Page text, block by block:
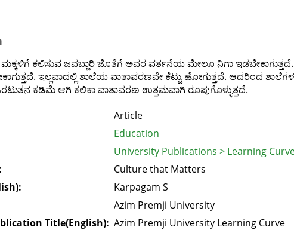
ಮಕ್ಕಳಿಗೆ ಕಲಿಸುವ ಜವಬ್ದಾರಿ ಜೊತೆಗೆ ಅವರ ವರ್ತನೆಯ ಮೇಲೂ ನಿಗಾ
ಇಲ್ಲವಾದಲ್ಲಿ ಶಾಲೆಯ ವಾತಾವರಣವೇ ಕೆಟ್ಟು ಹೋಗುತ್ತದೆ. ಆದರಿಂದ
ಕಡಿಮೆ ಆಗಿ ಕಲಿಕಾ ವಾತಾವರಣ ಉತ್ತಮವಾಗಿ ರೂಪುಗೊಳ್ಳುತ್ತದೆ.
Article
Education
University Publications > Learning
Culture that Matters
Karpagam S
Azim Premji University
Title(English): Azim Premji University Learning Curve